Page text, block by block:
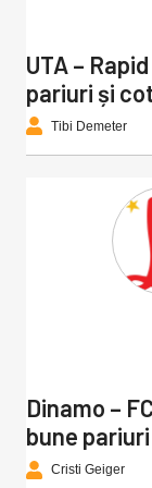
UTA –
pariuri și
Tibi Demeter
Dinamo –
bune
Cristi Geiger